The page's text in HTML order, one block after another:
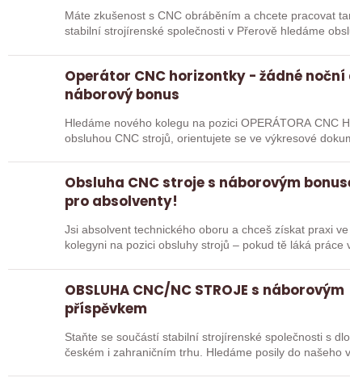
Máte zkušenost s CNC obráběním a chcete pracovat
stabilní strojírenské společnosti v Přerově hledáme
Operátor CNC horizontky - žádné noční
náborový bonus
Hledáme nového kolegu na pozici OPERÁTORA CNC
obsluhou CNC strojů, orientujete se ve výkresové
Obsluha CNC stroje s náborovým
pro absolventy!
Jsi absolvent technického oboru a chceš získat praxi
kolegyni na pozici obsluhy strojů – pokud tě láká
OBSLUHA CNC/NC STROJE s náborovým
příspěvkem
Staňte se součástí stabilní strojírenské společnosti s
českém i zahraničním trhu. Hledáme posily do našeho